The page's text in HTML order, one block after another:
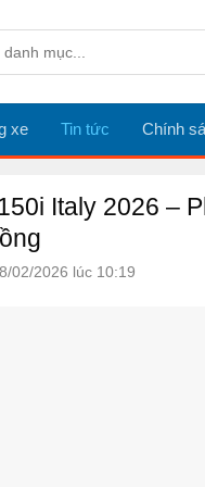
xe Tin tức Chính
Italy 2026 –
02/2026 lúc 10:19